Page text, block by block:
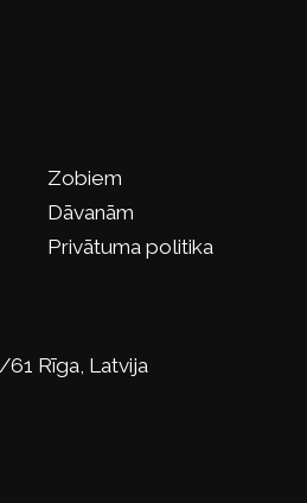
Zobiem
Dāvanām
Privātuma politika
61 Rīga, Latvija